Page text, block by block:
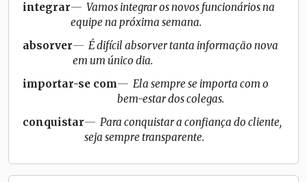
integrar
Vamos integrar os novos funcionários na
equipe na próxima semana.
absorver
É difícil absorver tanta informação nova
em um único dia.
importar-se com
Ela sempre se importa com o
bem-estar dos colegas.
conquistar
Para conquistar a confiança do cliente,
seja sempre transparente.